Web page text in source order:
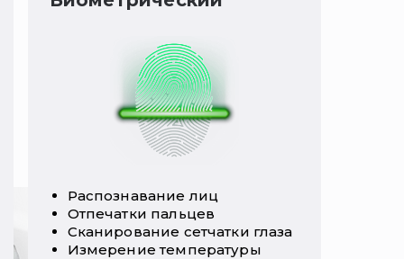
Распознавание лиц
Отпечатки пальцев
Сканирование сетчатки глаза
Измерение температуры